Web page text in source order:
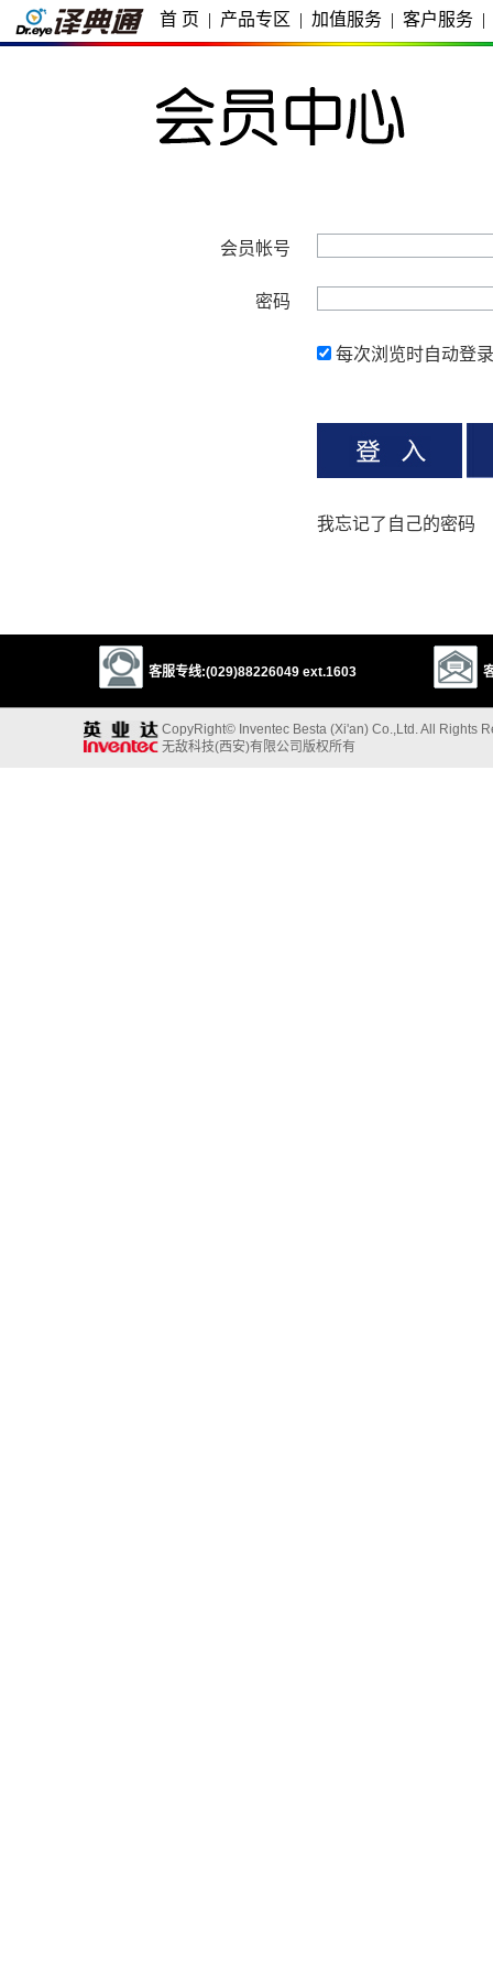
首 页 | 产品专区 | 加值服务 | 客户服务 |
会员帐号
密码
每次浏览时自动登录
我忘记了自己的密码
客服专线:(029)88226049 ext.1603
CopyRight© Inventec Besta (Xi'an) Co.,Ltd. All Rights
无敌科技(西安)有限公司版权所有